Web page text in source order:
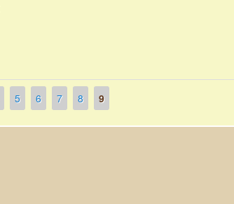
5 6 7 8 9